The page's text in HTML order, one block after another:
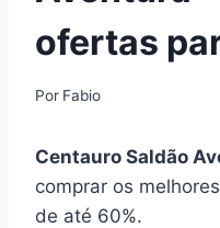
ofertas
Por Fabio
Centauro Saldão
comprar os
de até 60%.